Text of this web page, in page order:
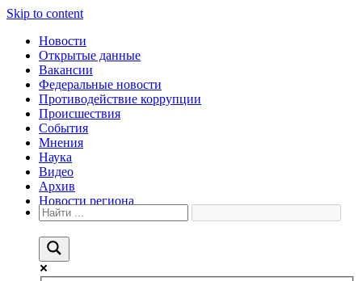
Skip to content
Новости
Открытые данные
Вакансии
Федеральные новости
Противодействие коррупции
Происшествия
События
Мнения
Наука
Видео
Архив
Новости региона